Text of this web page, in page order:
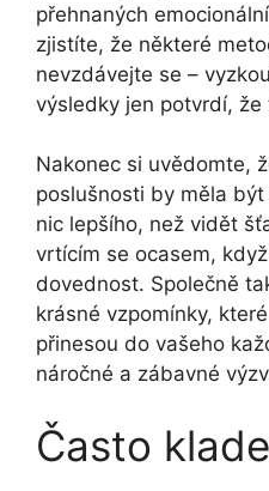
přehnaných
zjistíte, že některé
nevzdávejte se –​
‍výsledky jen ‍potvrdí,
Nakonec si uvědomte,
poslušnosti by měla
nic lepšího, než vidět
vrtícím se‍ ocasem,
dovednost. Společně
krásné vzpomínky,
přinesou do vašeho
náročné a zábavné
Často